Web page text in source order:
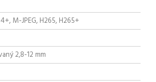
M-JPEG, H265, H265+
2,8-12 mm